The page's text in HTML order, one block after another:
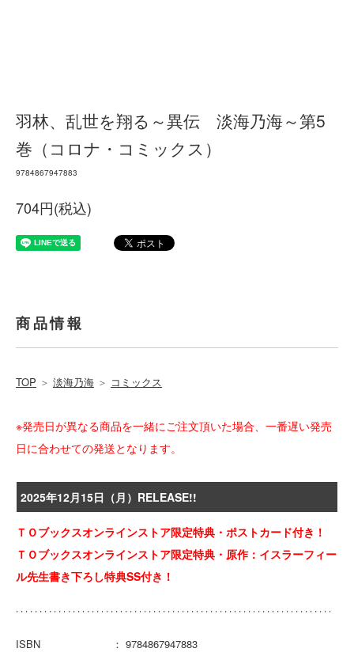
羽林、乱世を翔る～異伝 淡海乃海～第5
巻（コロナ・コミックス）
9784867947883
704円(税込)
商品情報
TOP ＞ 淡海乃海 ＞ コミックス
※発売日が異なる商品を一緒にご注文頂いた場合、一番遅い発売
日に合わせての発送となります。
2025年12月15日（月）RELEASE!!
ＴＯブックスオンラインストア限定特典・ポストカード付き！
ＴＯブックスオンラインストア限定特典・原作：イスラーフィー
ル先生書き下ろし特典SS付き！
ISBN ： 9784867947883